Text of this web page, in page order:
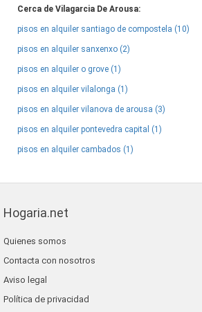
Cerca de Vilagarcia De Arousa:
pisos en alquiler santiago de compostela (10)
pisos en alquiler sanxenxo (2)
pisos en alquiler o grove (1)
pisos en alquiler vilalonga (1)
pisos en alquiler vilanova de arousa (3)
pisos en alquiler pontevedra capital (1)
pisos en alquiler cambados (1)
Hogaria.net
Quienes somos
Contacta con nosotros
Aviso legal
Política de privacidad